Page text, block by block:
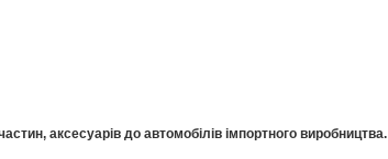
аксесуарів до автомобілів імпортного виробництва.